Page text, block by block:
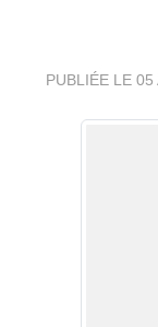
PUBLIÉE LE 05